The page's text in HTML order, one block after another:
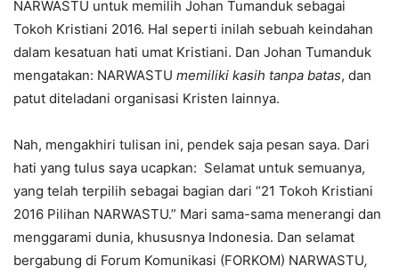
NARWASTU untuk memilih Johan Tumanduk sebagai
Tokoh Kristiani 2016. Hal seperti inilah sebuah keindahan
dalam kesatuan hati umat Kristiani. Dan Johan Tumanduk
mengatakan: NARWASTU memiliki kasih tanpa batas, dan
patut diteladani organisasi Kristen lainnya.
Nah, mengakhiri tulisan ini, pendek saja pesan saya. Dari
hati yang tulus saya ucapkan: Selamat untuk semuanya,
yang telah terpilih sebagai bagian dari “21 Tokoh Kristiani
2016 Pilihan NARWASTU.” Mari sama-sama menerangi dan
menggarami dunia, khususnya Indonesia. Dan selamat
bergabung di Forum Komunikasi (FORKOM) NARWASTU,